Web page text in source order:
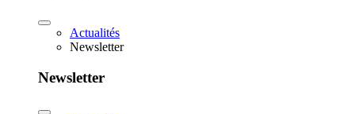
Actualités
Newsletter
Newsletter